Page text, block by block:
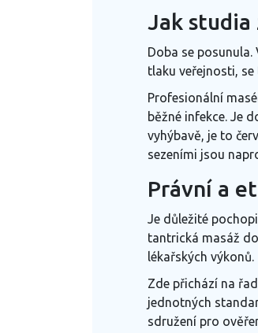
Jak studia
Doba se
tlaku veřejnosti,
Profesionální
běžné infekce. Je
vyhýbavě, je to
sezeními jsou
Právní a
Je důležité
tantrická masáž
lékařských výkonů.
Zde přichází na
jednotných
sdružení pro